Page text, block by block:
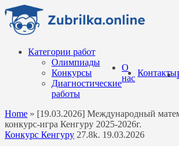
Перейти
содержанию
Категории работ
Олимпиады
Конкурсы
Диагностические
работы
О
нас
Контакты
Home » [19.03.2026] Международный
конкурс-игра Кенгуру 2025-2026г.
Конкурс Кенгуру 27.8k. 19.03.2026